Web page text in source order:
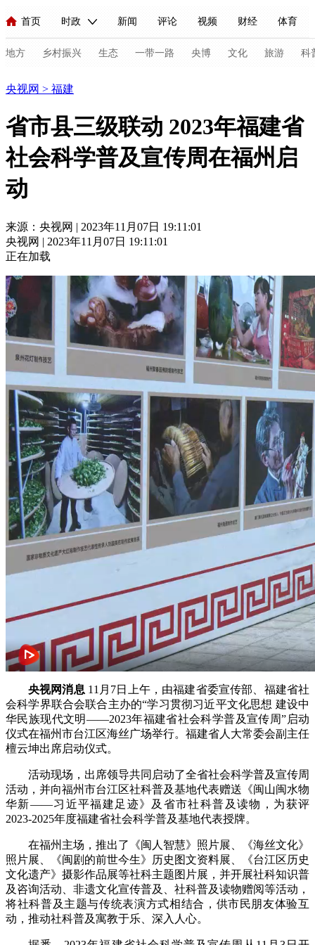
首页 时政 新闻 评论 视频 财经 体育
人民领袖习近平 联播+ 中国领导人 央视快评 习式妙语
直播 栏目大全 节目单 听音 微视频 主持人
海外频道 iPanda English Монгол
地方 乡村振兴 生态 一带一路 央博 文化 旅游 科
新闻 国内 国际 评论 经济 军事 科技
视频
现场 前线 比划 快看
体育 直播 竞猜 2026年世界杯 2026年冬奥会
CCTV奥林匹克频道 生活体育大会 体育江湖
财经 乡村振兴 生态环境 一带一路 央博
大国智造 大国保险 云顶对话 云起
CCTV.节目官网 直播 节目单 栏目 片库 热播榜
央视网 > 福建
省市县三级联动 2023年福建省
社会科学普及宣传周在福州启
动
来源：央视网 | 2023年11月07日 19:11:01
央视网 | 2023年11月07日 19:11:01
正在加载
央视网消息 11月7日上午，由福建省委宣传部、福建省社
会科学界联合会联合主办的“学习贯彻习近平文化思想 建设中
华民族现代文明——2023年福建省社会科学普及宣传周”启动
仪式在福州市台江区海丝广场举行。福建省人大常委会副主任
檀云坤出席启动仪式。
活动现场，出席领导共同启动了全省社会科学普及宣传周
活动，并向福州市台江区社科普及基地代表赠送《闽山闽水物
华新——习近平福建足迹》及省市社科普及读物，为获评
2023-2025年度福建省社会科学普及基地代表授牌。
在福州主场，推出了《闽人智慧》照片展、《海丝文化》
照片展、《闽剧的前世今生》历史图文资料展、《台江区历史
文化遗产》摄影作品展等社科主题图片展，并开展社科知识普
及咨询活动、非遗文化宣传普及、社科普及读物赠阅等活动，
将社科普及主题与传统表演方式相结合，供市民朋友体验互
动，推动社科普及寓教于乐、深入人心。